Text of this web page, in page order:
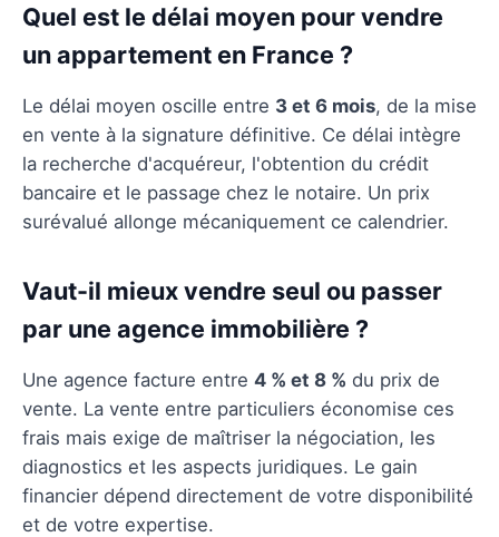
Quel est le délai moyen pour vendre
un appartement en France ?
Le délai moyen oscille entre 3 et 6 mois, de la mise
en vente à la signature définitive. Ce délai intègre
la recherche d'acquéreur, l'obtention du crédit
bancaire et le passage chez le notaire. Un prix
surévalué allonge mécaniquement ce calendrier.
Vaut-il mieux vendre seul ou passer
par une agence immobilière ?
Une agence facture entre 4 % et 8 % du prix de
vente. La vente entre particuliers économise ces
frais mais exige de maîtriser la négociation, les
diagnostics et les aspects juridiques. Le gain
financier dépend directement de votre disponibilité
et de votre expertise.